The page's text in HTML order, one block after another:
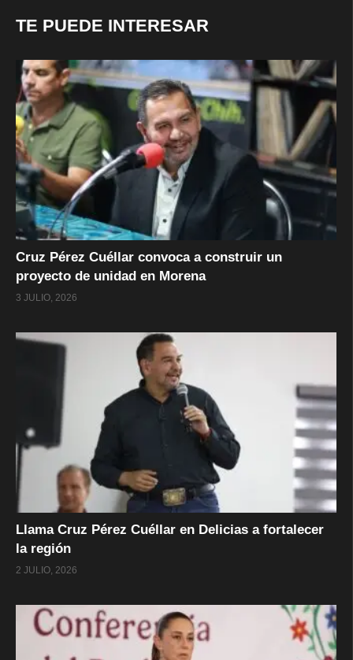
TE PUEDE INTERESAR
Cruz Pérez Cuéllar convoca a construir un
proyecto de unidad en Morena
3 JULIO, 2026
Llama Cruz Pérez Cuéllar en Delicias a fortalecer
la región
2 JULIO, 2026